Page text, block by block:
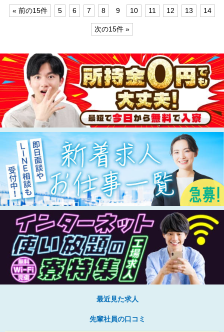
« 前の15件 5 6 7 8 9 10 11 12 13 14
次の15件 »
最近見た求人
先輩社員の口コミ